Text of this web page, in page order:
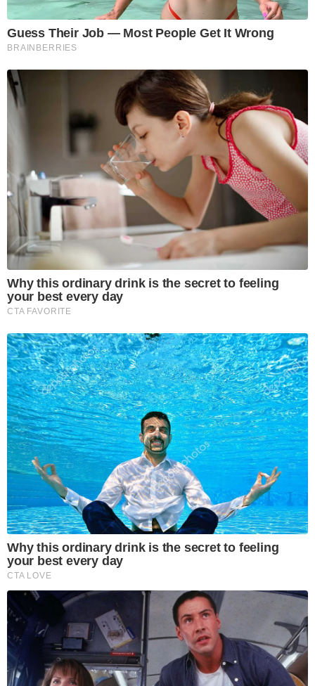
Guess Their Job — Most People Get It Wrong
BRAINBERRIES
Why this ordinary drink is the secret to feeling
your best every day
CTA FAVORITE
Why this ordinary drink is the secret to feeling
your best every day
CTA LOVE